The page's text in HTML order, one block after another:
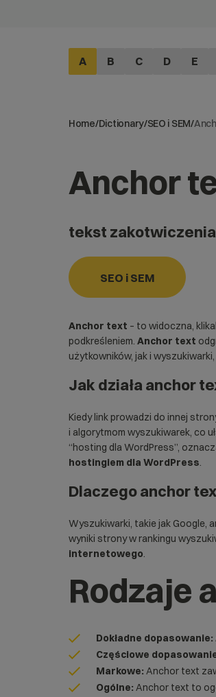
A B C D E
Home/Dictionary/SEO i SEM/
Anchor
tekst zakotwiczenia
SEO i SEM
Anchor text – to widoczna,
podkreśleniem. Anchor text
użytkowników, jak i
Jak działa anchor
Kiedy link prowadzi do innej
i algorytmom wyszukiwarek, co
“hosting dla WordPress”,
hostingiem dla WordPress.
Dlaczego anchor
Wyszukiwarki, takie jak Google,
wyniki strony w rankingu
internetowego.
Rodzaje
Dokładne dopasowanie:
Częściowe
Markowe: Anchor text
Ogólne: Anchor text to